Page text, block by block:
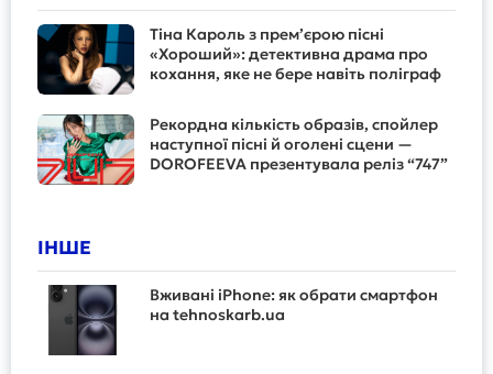
Тіна Кароль з прем’єрою пісні
«Хороший»: детективна драма про
кохання, яке не бере навіть поліграф
Рекордна кількість образів, спойлер
наступної пісні й оголені сцени —
DOROFEEVA презентувала реліз “747”
ІНШЕ
Вживані iPhone: як обрати смартфон
на tehnoskarb.ua